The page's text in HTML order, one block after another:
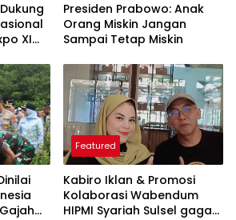
XI
Presiden Prabowo: Anak
Orang Miskin Jangan
Sampai Tetap Miskin
Featured
Kabiro Iklan & Promosi
Kolaborasi Wabendum
HIPMI Syariah Sulsel gagas